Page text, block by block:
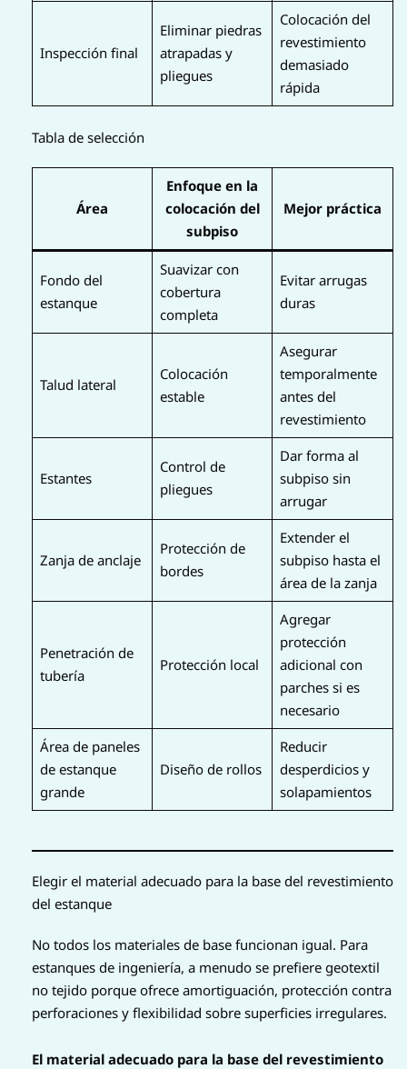
Inspección final
Eliminar piedras
atrapadas y
pliegues
Colocación del
revestimiento
demasiado
rápida
Tabla de selección
Área
Enfoque en la
colocación del
subpiso
Mejor práctica
Fondo del
estanque
Suavizar con
cobertura
completa
Evitar arrugas
duras
Talud lateral
Colocación
estable
Asegurar
temporalmente
antes del
revestimiento
Estantes
Control de
pliegues
Dar forma al
subpiso sin
arrugar
Zanja de anclaje
Protección de
bordes
Extender el
subpiso hasta el
área de la zanja
Penetración de
tubería
Protección local
Agregar
protección
adicional con
parches si es
necesario
Área de paneles
de estanque
grande
Diseño de rollos
Reducir
desperdicios y
solapamientos
Elegir el material adecuado para la base del revestimiento
del estanque
No todos los materiales de base funcionan igual. Para
estanques de ingeniería, a menudo se prefiere geotextil
no tejido porque ofrece amortiguación, protección contra
perforaciones y flexibilidad sobre superficies irregulares.
El material adecuado para la base del revestimiento